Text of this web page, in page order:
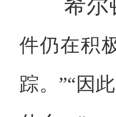
希尔
件仍在积
踪。”“因